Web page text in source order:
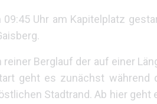
Uhr am Kapitelplatz
Berglauf der auf einer
geht es zunächst
Stadtrand. Ab hier